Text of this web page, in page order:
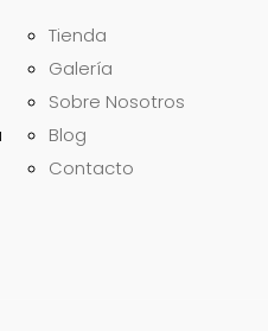
Tienda
Galería
Sobre Nosotros
Blog
Contacto